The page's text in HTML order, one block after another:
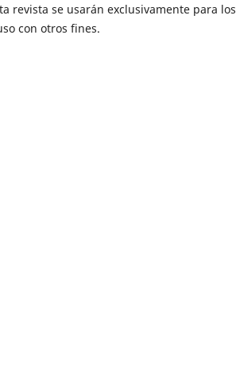
revista se usarán exclusivamente para los
con otros fines.